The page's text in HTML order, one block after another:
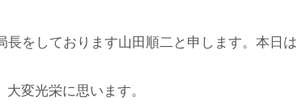
をしております山田順二と申します。本日は
変光栄に思います。